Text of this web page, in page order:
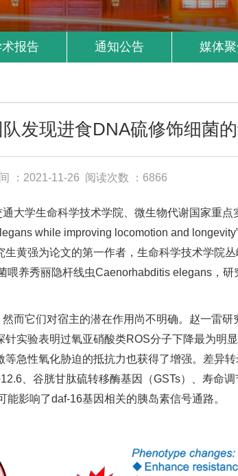
报告 通知公告 媒体
发现进食DNA硫修饰细菌
：2021-11-26 阅读次数 ：6866
大学生命科学技术学院、微生物代谢国家重
while improving locomotion and
黄强为论文的第一作者，生命科学技术学院
养秀丽隐杆线虫Caenorhabditis elegans，
而它们对宿主的潜在作用尚不明确。赵一雷
实验表明过氧亚硝酸类ROS分子下降最为明
急性氧化胁迫的抵抗力也获得了增强。差异
、谷胱甘肽硫转移酶基因（GSTs）、寿命
影响了daf-16基因相关的胰岛素信号通路。